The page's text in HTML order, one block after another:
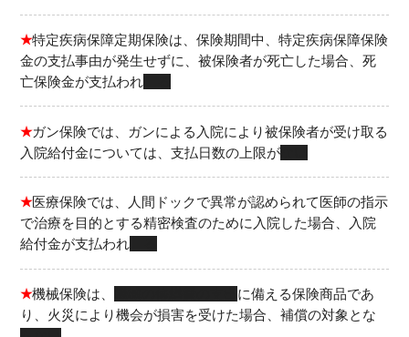
★特定疾病保障定期保険は、保険期間中、特定疾病保障保険
金の支払事由が発生せずに、被保険者が死亡した場合、死
亡保険金が支払われる
★ガン保険では、ガンによる入院により被保険者が受け取る
入院給付金については、支払日数の上限がない
★医療保険では、人間ドックで異常が認められて医師の指示
で治療を目的とする精密検査のために入院した場合、入院
給付金が支払われる
★機械保険は、
に備える保険商品であ
り、火災により機会が損害を受けた場合、補償の対象とな